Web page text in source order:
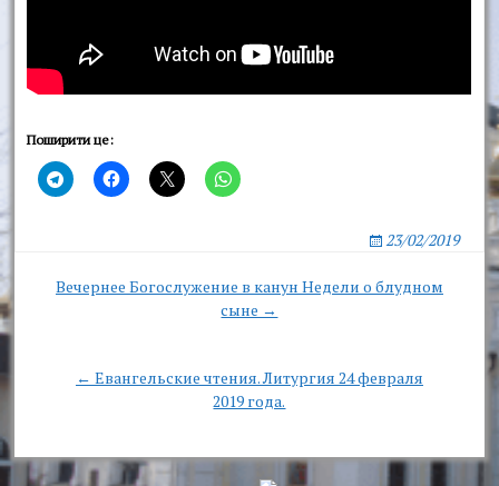
Поширити це:
23/02/2019
PostВечернее Богослужение в канун Недели о блудном
сыне →
← Евангельские чтения. Литургия 24 февраля
2019 года.